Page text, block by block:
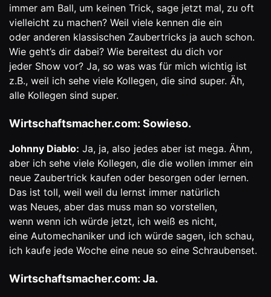
immer am Ball, um keinen Trick, sage jetzt mal, zu oft
vielleicht zu machen? Weil viele kennen die ein
oder anderen klassischen Zaubertricks ja auch schon.
Wie geht’s dir dabei? Wie bereitest du dich vor
jeder Show vor? Ja, so was was für mich wichtig ist
z.B., weil ich sehe viele Kollegen, die sind super. Äh,
alle Kollegen sind super.
Wirtschaftsmacher.com: Sowieso.
Johnny Diablo: Ja, ja, also jedes aber ist mega. Ähm,
aber ich sehe viele Kollegen, die die wollen immer ein
neue Zaubertrick kaufen oder besorgen oder lernen.
Das ist toll, weil weil du lernst immer natürlich
was Neues, aber das muss man so vorstellen,
wenn wenn ich würde jetzt, ich weiß es nicht,
eine Automechaniker und ich würde sagen, ich schau,
ich kaufe jede Woche eine neue so eine Schraubenset.
Wirtschaftsmacher.com: Ja.